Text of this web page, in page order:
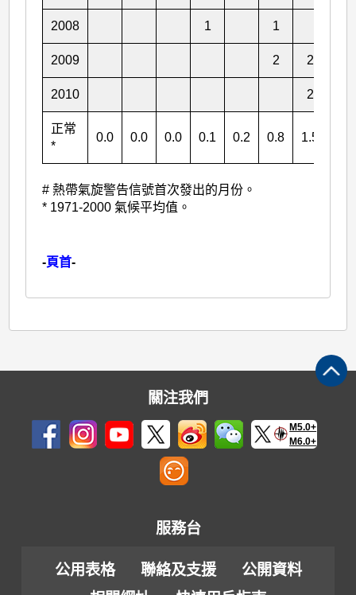
2008 1 1
2009 2 2
2010 2
正常
*
0.0 0.0 0.0 0.1 0.2 0.8 1.5
# 熱帶氣旋警告信號首次發出的月份。
* 1971-2000 氣候平均值。
-頁首-
關注我們
M5.0+
M6.0+
服務台
公用表格 聯絡及支援
公開資料